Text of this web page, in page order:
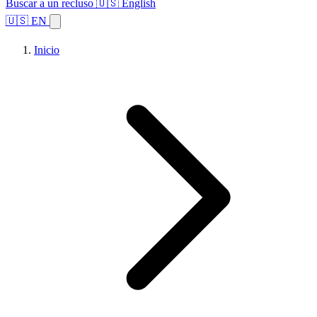
Buscar a un recluso 🇺🇸 English
🇺🇸 EN
Inicio